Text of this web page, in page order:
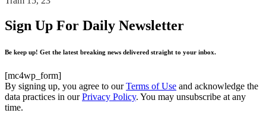
Sign Up For Daily Newsletter
Be keep up! Get the latest breaking news delivered straight to your inbox.
[mc4wp_form]
By signing up, you agree to ourTerms of Use and acknowledge the
data practices in ourPrivacy Policy. You may unsubscribe at any
time.